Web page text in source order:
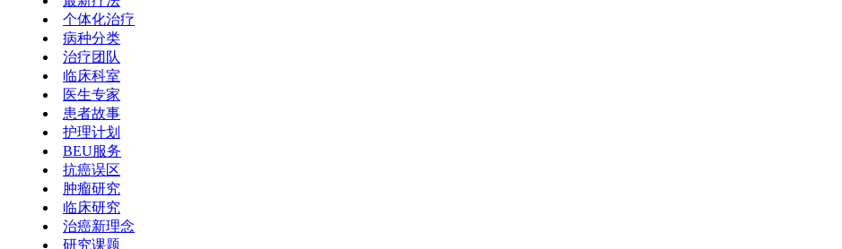
个体化治疗
病种分类
治疗团队
临床科室
医生专家
患者故事
护理计划
BEU服务
抗癌误区
肿瘤研究
临床研究
治癌新理念
研究课题